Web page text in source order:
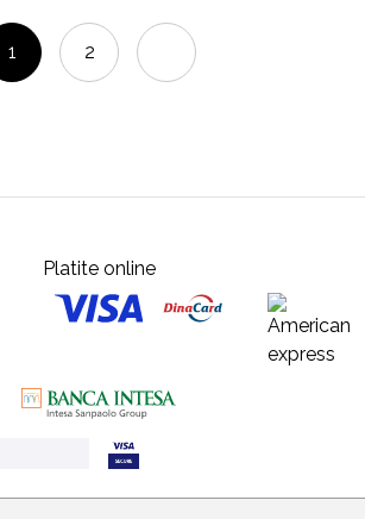
1 2
Platite online